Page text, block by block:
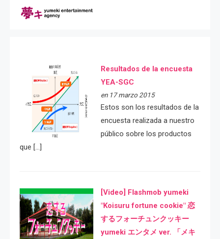
Resultados de la encuesta
YEA-SGC
en 17 marzo 2015
Estos son los resultados de la
encuesta realizada a nuestro
público sobre los productos
que […]
[Video] Flashmob yumeki
"Koisuru fortune cookie" 恋
するフォーチュンクッキー
yumeki エンタメ ver. 「メキ